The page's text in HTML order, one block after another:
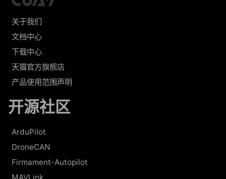
关于我们
文档中心
下载中心
天猫官方旗舰店
产品使用范围声明
开源社区
ArduPilot
DroneCAN
Firmament-Autopilot
MAVLink